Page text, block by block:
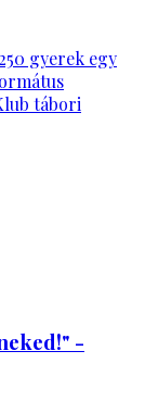
gyerek egy
tábori
-